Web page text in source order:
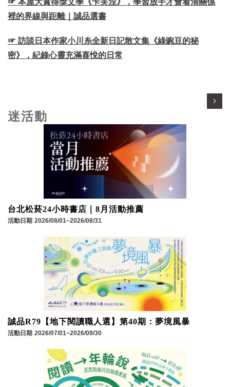
☞ 本屋大賞得獎文學《卡芙涅》，學習放手才會看清關係
裡的界線與距離｜誠品選書
☞ 訪談日本作家小川糸全新日記散文集《綠豌豆的秘
密》，紀錄心靈充滿喜悅的日常
迷活動
台北松菸24小時書店｜8月活動推薦
活動日期 2026/08/01~2026/08/31
誠品R79【地下閱讀職人選】第40期：夢境風暴
活動日期 2026/07/01~2026/09/30